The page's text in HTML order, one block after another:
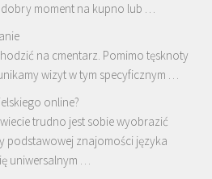
moment na kupno lub …
na cmentarz. Pomimo tęsknoty
wizyt w tym specyficznym …
online?
trudno jest sobie wyobrazić
podstawowej znajomości języka
uniwersalnym …